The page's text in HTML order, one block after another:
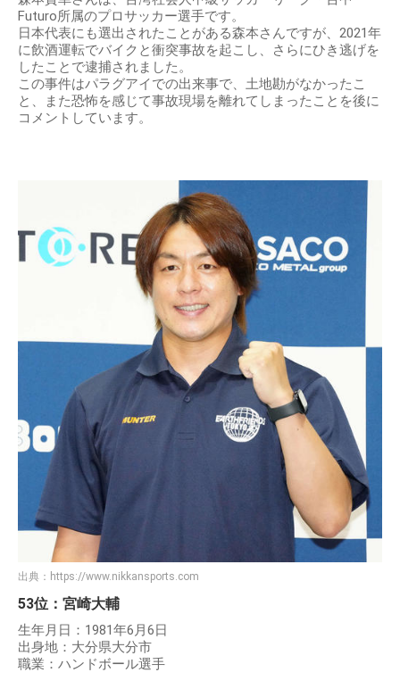
Futuro所属のプロサッカー選手です。
日本代表にも選出されたことがある森本さんですが、2021年
に飲酒運転でバイクと衝突事故を起こし、さらにひき逃げを
したことで逮捕されました。
この事件はパラグアイでの出来事で、土地勘がなかったこ
と、また恐怖を感じて事故現場を離れてしまったことを後に
コメントしています。
出典： https://www.nikkansports.com
53位：宮崎大輔
生年月日：1981年6月6日
出身地：大分県大分市
職業：ハンドボール選手